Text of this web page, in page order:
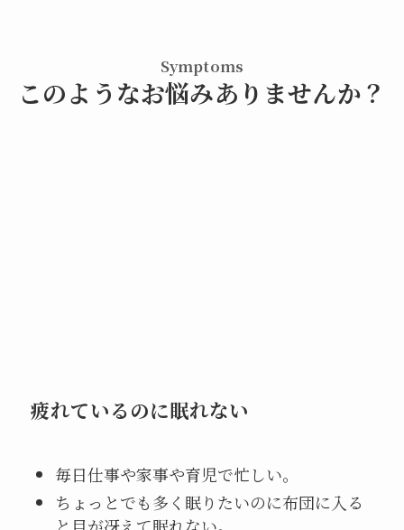
Symptoms
このようなお悩みありませんか？
疲れているのに眠れない
毎日仕事や家事や育児で忙しい。
ちょっとでも多く眠りたいのに布団に入る
と目が冴えて眠れない。